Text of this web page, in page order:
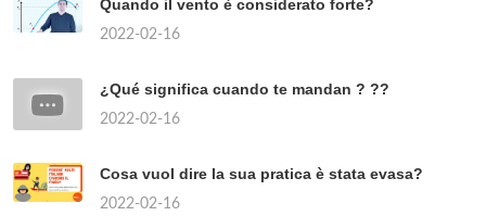
Quando il vento è considerato forte?
2022-02-16
¿Qué significa cuando te mandan ? ??
2022-02-16
Cosa vuol dire la sua pratica è stata evasa?
2022-02-16